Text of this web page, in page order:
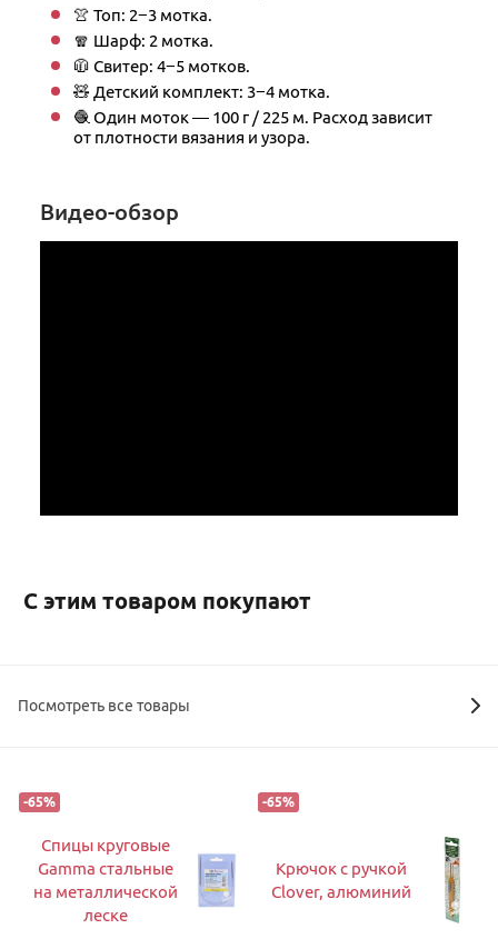
👚 Топ: 2−3 мотка.
🧣 Шарф: 2 мотка.
🧥 Свитер: 4−5 мотков.
🧸 Детский комплект: 3−4 мотка.
🧶 Один моток — 100 г / 225 м. Расход зависит
от плотности вязания и узора.
Видео-обзор
С этим товаром покупают
Посмотреть все товары
-65%
Спицы круговые
Gamma стальные
на металлической
леске
-65%
Крючок с ручкой
Clover, алюминий